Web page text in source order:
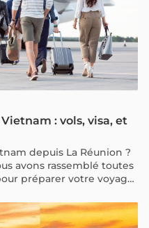
: vols, visa, et
depuis La Réunion ?
avons rassemblé toutes
préparer votre voyage
de visa, aux
en passant par les
la monnaie, la culture